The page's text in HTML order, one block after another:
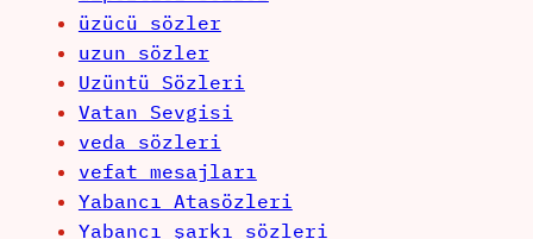
üzücü sözler
uzun sözler
Uzüntü Sözleri
Vatan Sevgisi
veda sözleri
vefat mesajları
Yabancı Atasözleri
Yabancı şarkı sözleri